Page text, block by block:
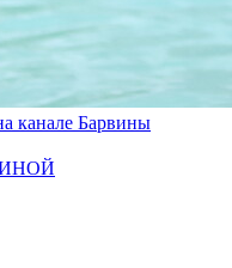
канале Барвины